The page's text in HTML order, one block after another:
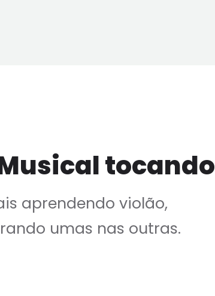
tocando
aprendendo violão,
umas nas outras.